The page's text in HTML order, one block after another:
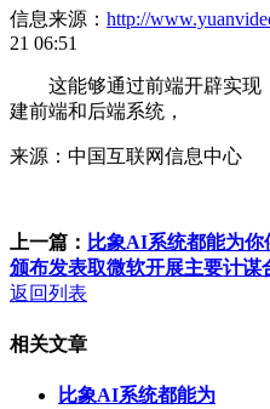
信息来源： http://
21 06:51
这能够通过前端开辟实现
建前端和后端系统，
来源：中国互联网信息中心
上一篇： 比象AI系统都能为
颁布发表取微软开展主要计谋
返回列表
相关文章
比象AI系统都能为